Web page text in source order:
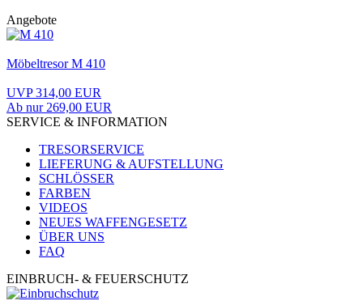
Angebote
Möbeltresor M 410
UVP 314,00 EUR
Ab nur 269,00 EUR
SERVICE & INFORMATION
TRESORSERVICE
LIEFERUNG & AUFSTELLUNG
SCHLÖSSER
FARBEN
VIDEOS
NEUES WAFFENGESETZ
ÜBER UNS
FAQ
EINBRUCH- & FEUERSCHUTZ